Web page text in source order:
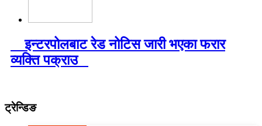
इन्टरपोलबाट रेड नोटिस जारी भएका फरार
व्यक्ति पक्राउ
ट्रेन्डिङ